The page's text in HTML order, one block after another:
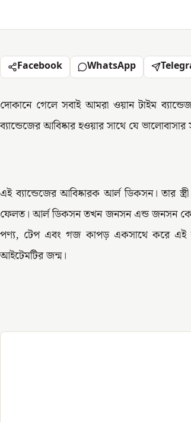
Facebook WhatsApp
দোকানে গেলে সবাই আমরা ওয়ান টাইম
ব্যান্ডেজের আবিষ্কার হওয়ার সাথে যে
এই ব্যান্ডেজের আবিষ্কারক আর্ল ডিকসন। তার
ফেলত। আর্ল ডিকসন তখন জনসন এন্ড জনসন
পণ্য, টেপ এবং গজ কাপড় একসাথে করে এই
আইটেমটির জন্ম।